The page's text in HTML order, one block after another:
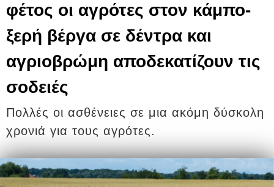
φέτος οι αγρότες στον κάμπο-
ξερή βέργα σε δέντρα και
αγριοβρώμη αποδεκατίζουν τις
σοδειές
Πολλές οι ασθένειες σε μια ακόμη δύσκολη
χρονιά για τους αγρότες.